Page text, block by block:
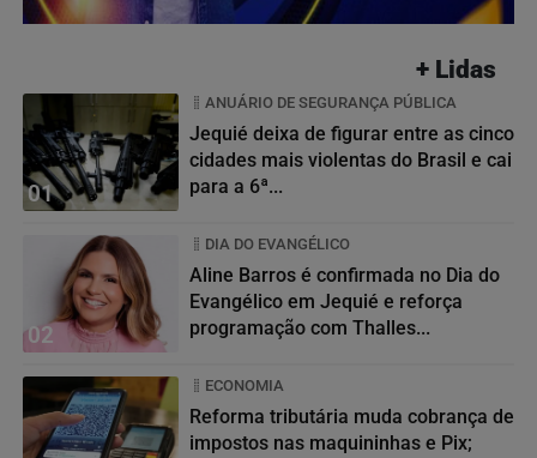
+ Lidas
01
ANUÁRIO DE SEGURANÇA PÚBLICA
Jequié deixa de figurar entre as cinco
cidades mais violentas do Brasil e cai
para a 6ª...
02
DIA DO EVANGÉLICO
Aline Barros é confirmada no Dia do
Evangélico em Jequié e reforça
programação com Thalles...
ECONOMIA
Reforma tributária muda cobrança de
impostos nas maquininhas e Pix;